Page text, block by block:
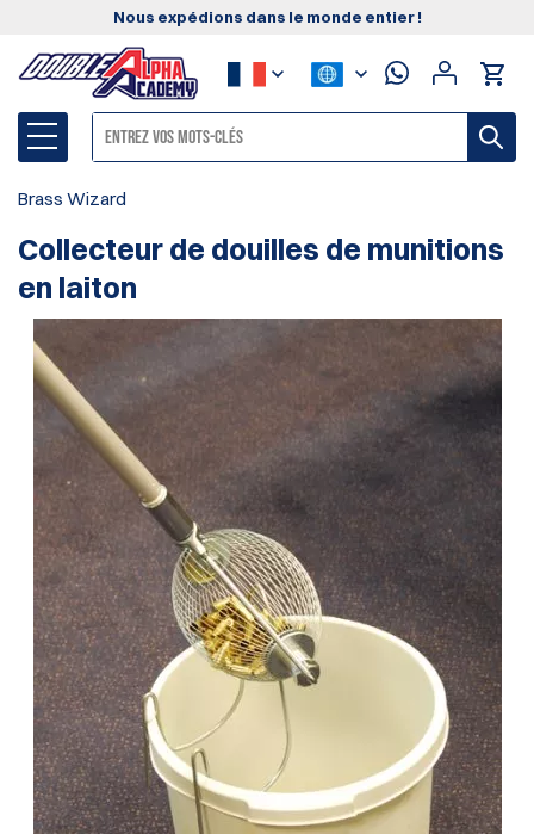
Nous expédions dans le monde entier !
Brass Wizard
Collecteur de douilles de munitions
en laiton